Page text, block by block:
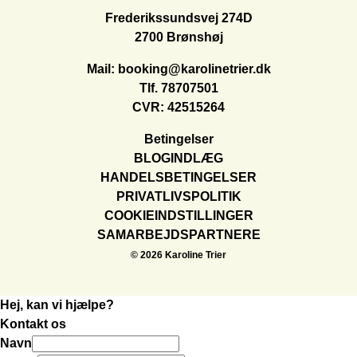
Frederikssundsvej 274D
2700 Brønshøj
Mail: booking@karolinetrier.dk
Tlf. 78707501
CVR: 42515264
Betingelser
BLOGINDLÆG
HANDELSBETINGELSER
PRIVATLIVSPOLITIK
COOKIEINDSTILLINGER
SAMARBEJDSPARTNERE
© 2026 Karoline Trier
Hej, kan vi hjælpe?
Kontakt os
Navn